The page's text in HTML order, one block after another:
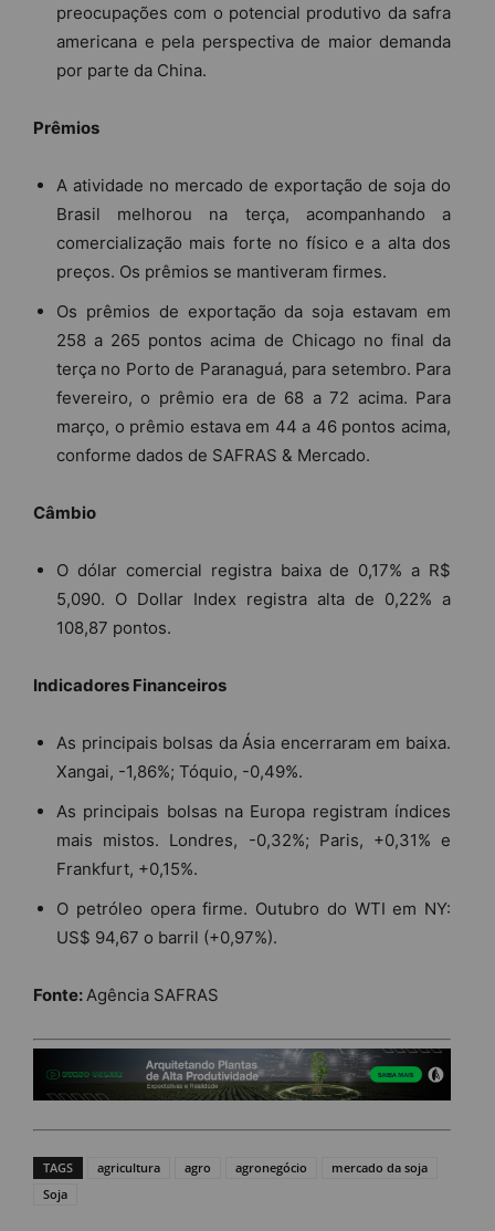
preocupações com o potencial produtivo da safra
americana e pela perspectiva de maior demanda
por parte da China.
Prêmios
A atividade no mercado de exportação de soja do
Brasil melhorou na terça, acompanhando a
comercialização mais forte no físico e a alta dos
preços. Os prêmios se mantiveram firmes.
Os prêmios de exportação da soja estavam em
258 a 265 pontos acima de Chicago no final da
terça no Porto de Paranaguá, para setembro. Para
fevereiro, o prêmio era de 68 a 72 acima. Para
março, o prêmio estava em 44 a 46 pontos acima,
conforme dados de SAFRAS & Mercado.
Câmbio
O dólar comercial registra baixa de 0,17% a R$
5,090. O Dollar Index registra alta de 0,22% a
108,87 pontos.
Indicadores Financeiros
As principais bolsas da Ásia encerraram em baixa.
Xangai, -1,86%; Tóquio, -0,49%.
As principais bolsas na Europa registram índices
mais mistos. Londres, -0,32%; Paris, +0,31% e
Frankfurt, +0,15%.
O petróleo opera firme. Outubro do WTI em NY:
US$ 94,67 o barril (+0,97%).
Fonte: Agência SAFRAS
TAGS agricultura agro agronegócio
mercado da soja
Soja